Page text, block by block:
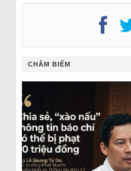
CHÂM BIẾM